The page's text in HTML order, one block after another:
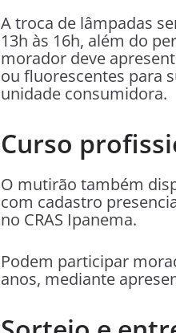
A troca de lâmpadas
13h às 16h, além do
morador deve
ou fluorescentes para
unidade consumidora.
Curso
O mutirão também
com cadastro
no CRAS Ipanema.
Podem participar
anos, mediante